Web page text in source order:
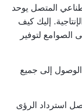
المتصل يوحد
إليك كيف
لتوفير
إلى جميع
استرداد الرؤى